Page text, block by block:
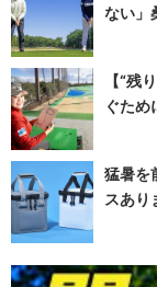
ない」
【“残
ぐため
猛暑を
スあり